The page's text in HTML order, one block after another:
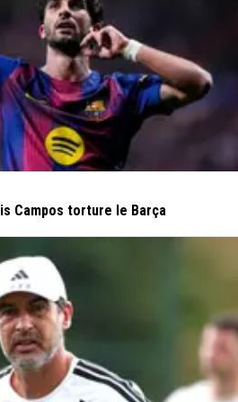
exemplaire vis a vis de son
à Marseille. Et perso je lui
de foot.
vente il est inutile de la jouer au
surenchères inutiles. J’ai à
de l’OM pour le vendre au
club a grandi? ah bon
2025 à 13:21 +345
de pouvoir donner une licence à
de sortir 45M sans
Campos torture le Barça